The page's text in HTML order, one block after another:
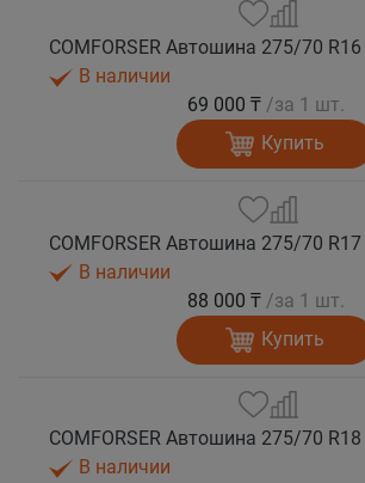
В наличии
69 000 ₸ /за 1 шт.
Купить
В наличии
88 000 ₸ /за 1 шт.
Купить
В наличии